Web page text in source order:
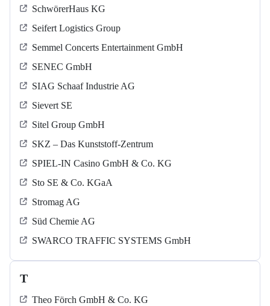
SchwörerHaus KG
Seifert Logistics Group
Semmel Concerts Entertainment GmbH
SENEC GmbH
SIAG Schaaf Industrie AG
Sievert SE
Sitel Group GmbH
SKZ – Das Kunststoff-Zentrum
SPIEL-IN Casino GmbH & Co. KG
Sto SE & Co. KGaA
Stromag AG
Süd Chemie AG
SWARCO TRAFFIC SYSTEMS GmbH
T
Theo Förch GmbH & Co. KG